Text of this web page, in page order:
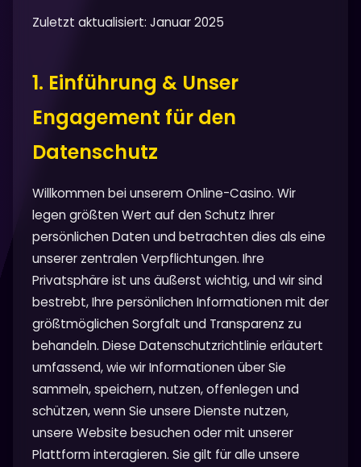
Zuletzt aktualisiert: Januar 2025
1. Einführung & Unser
Engagement für den
Datenschutz
Willkommen bei unserem Online-Casino. Wir
legen größten Wert auf den Schutz Ihrer
persönlichen Daten und betrachten dies als eine
unserer zentralen Verpflichtungen. Ihre
Privatsphäre ist uns äußerst wichtig, und wir sind
bestrebt, Ihre persönlichen Informationen mit der
größtmöglichen Sorgfalt und Transparenz zu
behandeln. Diese Datenschutzrichtlinie erläutert
umfassend, wie wir Informationen über Sie
sammeln, speichern, nutzen, offenlegen und
schützen, wenn Sie unsere Dienste nutzen,
unsere Website besuchen oder mit unserer
Plattform interagieren. Sie gilt für alle unsere